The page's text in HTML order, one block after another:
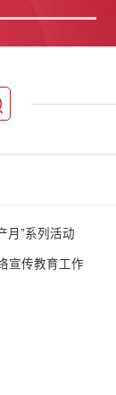
月”系列活动
宣传教育工作